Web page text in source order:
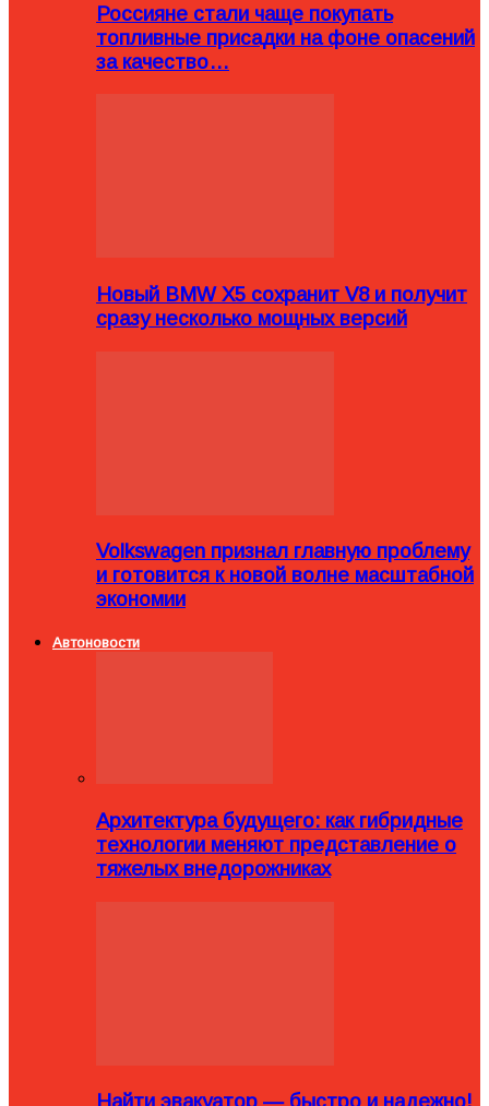
Россияне стали чаще покупать
топливные присадки на фоне опасений
за качество…
Новый BMW X5 сохранит V8 и получит
сразу несколько мощных версий
Volkswagen признал главную проблему
и готовится к новой волне масштабной
экономии
Автоновости
Архитектура будущего: как гибридные
технологии меняют представление о
тяжелых внедорожниках